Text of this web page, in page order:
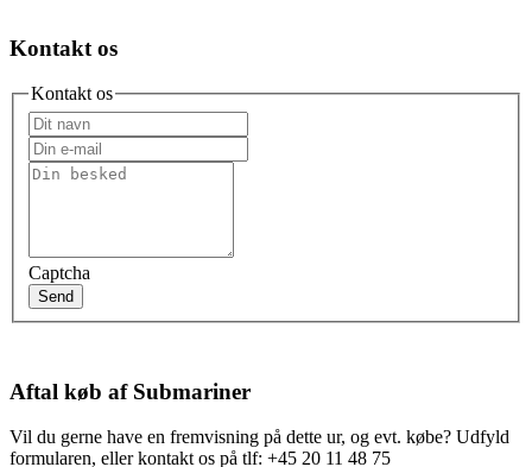
Kontakt os
Kontakt os
Captcha
Send
Aftal køb af Submariner
Vil du gerne have en fremvisning på dette ur, og evt. købe? Udfyld
formularen, eller kontakt os på tlf: +45 20 11 48 75